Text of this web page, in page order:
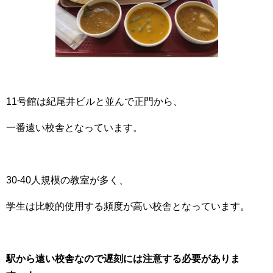
11号館は紀尾井ビルと並んで正門から、
一番遠い校舎となっています。
30-40人規模の教室が多く、
学生は比較的使用する頻度が高い校舎となっています。
駅から遠い校舎なので遅刻には注意する必要がありま